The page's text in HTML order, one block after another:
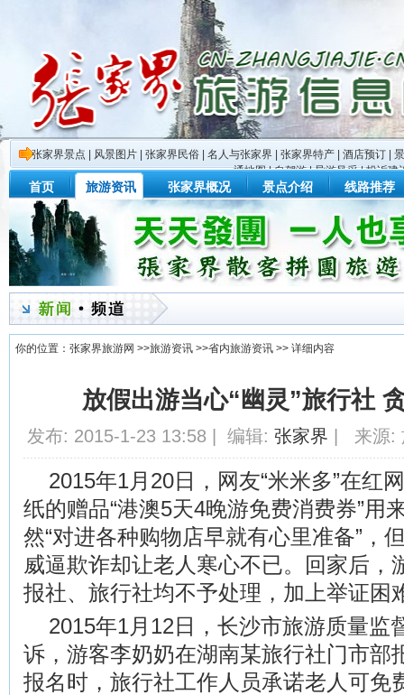
张家界景点 风景图片 张家界民俗 名人与张家界 张家界特产 酒店预订
通地图|自驾游|导游风采|投诉建
首页 旅游资讯 张家界概况 景点介绍 线路推荐
你的位置： 张家界旅游网 >>旅游资讯 >>省内旅游资讯 >> 详细内容
放假出游当心“幽灵”旅行社
发布: 2015-1-23 13:58 | 编辑: 张家界 | 来源:
2015年1月20日，网友“米米多”在红
纸的赠品“港澳5天4晚游免费消费券”用
然“对进各种购物店早就有心里准备”，
威逼欺诈却让老人寒心不已。回家后，
报社、旅行社均不予处理，加上举证困
2015年1月12日，长沙市旅游质量监
诉，游客李奶奶在湖南某旅行社门市部
报名时，旅行社工作人员承诺老人可免